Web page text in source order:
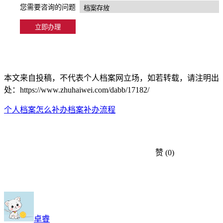
您需要咨询的问题
本文来自投稿，不代表个人档案网立场，如若转载，请注明出
处：https://www.zhuhaiwei.com/dabb/17182/
个人档案怎么补办档案补办流程
赞 (0)
卓睿